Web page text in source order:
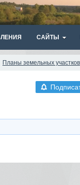
САЙТЫ
Планы земельных участков